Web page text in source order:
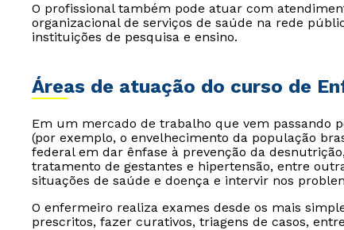
O profissional também pode atuar com
organizacional de serviços de saúde na rede
instituições de pesquisa e ensino.
Áreas de atuação do curso de
Em um mercado de trabalho que vem passando
(por exemplo, o envelhecimento da população
federal em dar ênfase à prevenção da
tratamento de gestantes e hipertensão, entre
situações de saúde e doença e intervir nos
O enfermeiro realiza exames desde os mais
prescritos, fazer curativos, triagens de casos,